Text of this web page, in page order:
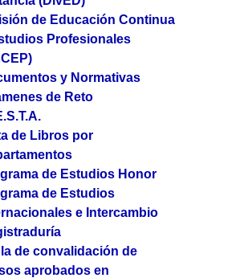
de Educación Continua
Profesionales
y Normativas
de Reto
de Libros por
de Estudios Honor
de Estudios
e Intercambio
de convalidación de
aprobados en